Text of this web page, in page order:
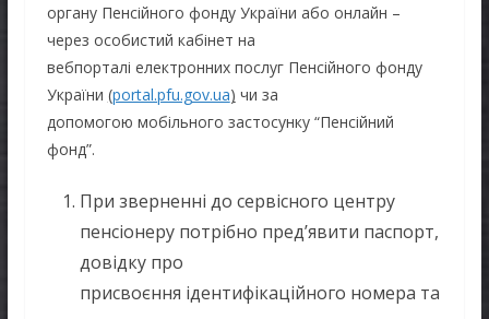
органу Пенсійного фонду України або онлайн –
через особистий кабінет на
вебпорталі електронних послуг Пенсійного фонду
України (portal.pfu.gov.ua) чи за
допомогою мобільного застосунку “Пенсійний
фонд”.
При зверненні до сервісного центру
пенсіонеру потрібно пред’явити паспорт,
довідку про
присвоєння ідентифікаційного номера та